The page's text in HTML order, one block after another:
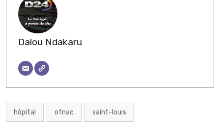
Dalou Ndakaru
hôpital ofnac saint-louis